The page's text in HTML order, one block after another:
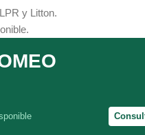
y Litton.